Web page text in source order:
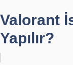
Valorant
Yapılır?